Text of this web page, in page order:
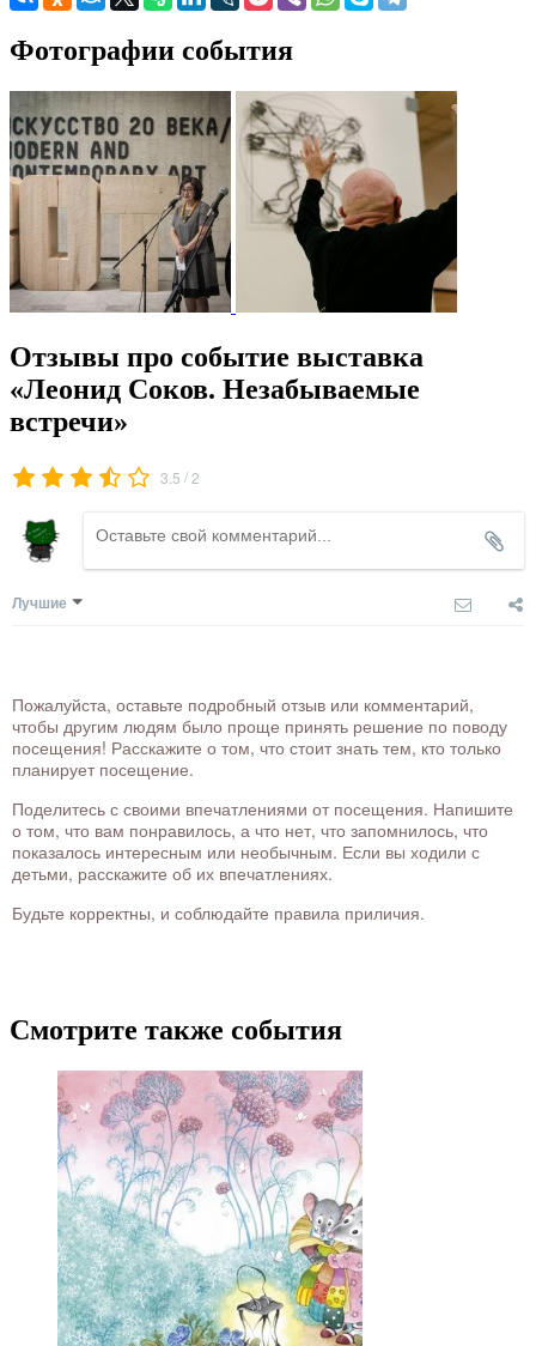
Фотографии события
Отзывы про событие выставка
«Леонид Соков. Незабываемые
встречи»
3.5 /2
Лучшие
Пожалуйста, оставьте подробный отзыв или комментарий,
чтобы другим людям было проще принять решение по поводу
посещения! Расскажите о том, что стоит знать тем, кто только
планирует посещение.
Поделитесь с своими впечатлениями от посещения. Напишите
о том, что вам понравилось, а что нет, что запомнилось, что
показалось интересным или необычным. Если вы ходили с
детьми, расскажите об их впечатлениях.
Будьте корректны, и соблюдайте правила приличия.
Смотрите также события